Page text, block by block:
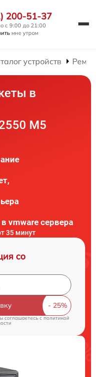
200-51-37
с 9:00 до 21:00
мне утром
устройств
в
M5
vmware сервера
35 минут
со
соглашаетесь cполитикой